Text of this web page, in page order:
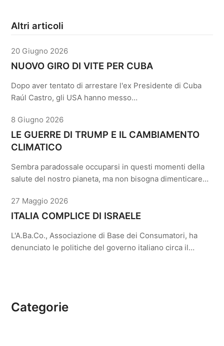
Altri articoli
20 Giugno 2026
NUOVO GIRO DI VITE PER CUBA
Dopo aver tentato di arrestare l'ex Presidente di Cuba
Raúl Castro, gli USA hanno messo…
8 Giugno 2026
LE GUERRE DI TRUMP E IL CAMBIAMENTO
CLIMATICO
Sembra paradossale occuparsi in questi momenti della
salute del nostro pianeta, ma non bisogna dimenticare…
27 Maggio 2026
ITALIA COMPLICE DI ISRAELE
L'A.Ba.Co., Associazione di Base dei Consumatori, ha
denunciato le politiche del governo italiano circa il…
Categorie